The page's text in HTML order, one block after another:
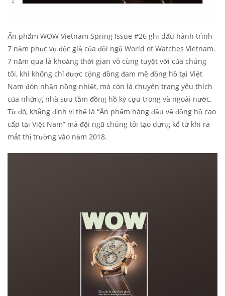
Ấn phẩm WOW Vietnam Spring Issue #26 ghi dấu hành trình
7 năm phục vụ độc giả của đội ngũ World of Watches Vietnam.
7 năm qua là khoảng thời gian vô cùng tuyệt vời của chúng
tôi, khi không chỉ được cộng đồng đam mê đồng hồ tại Việt
Nam đón nhận nồng nhiệt, mà còn là chuyên trang yêu thích
của những nhà sưu tầm đồng hồ kỳ cựu trong và ngoài nước.
Từ đó, khẳng định vị thế là “Ấn phẩm hàng đầu về đồng hồ cao
cấp tại Việt Nam” mà đội ngũ chúng tôi tạo dựng kể từ khi ra
mắt thị trường vào năm 2018.